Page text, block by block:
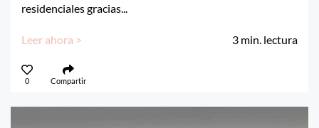
residenciales gracias...
Leer ahora > 3 min. lectura
0 Compartir